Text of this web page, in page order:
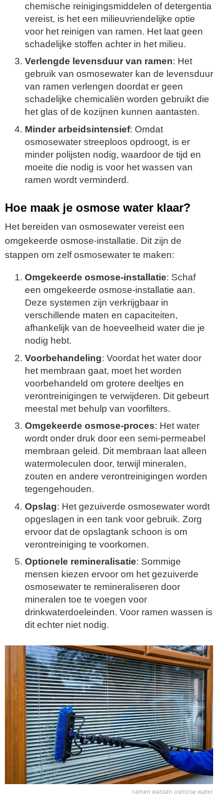
chemische reinigingsmiddelen of detergentia
vereist, is het een milieuvriendelijke optie
voor het reinigen van ramen. Het laat geen
schadelijke stoffen achter in het milieu.
Verlengde levensduur van ramen: Het
gebruik van osmosewater kan de levensduur
van ramen verlengen doordat er geen
schadelijke chemicaliën worden gebruikt die
het glas of de kozijnen kunnen aantasten.
Minder arbeidsintensief: Omdat
osmosewater streeploos opdroogt, is er
minder polijsten nodig, waardoor de tijd en
moeite die nodig is voor het wassen van
ramen wordt verminderd.
Hoe maak je osmose water klaar?
Het bereiden van osmosewater vereist een
omgekeerde osmose-installatie. Dit zijn de
stappen om zelf osmosewater te maken:
Omgekeerde osmose-installatie: Schaf
een omgekeerde osmose-installatie aan.
Deze systemen zijn verkrijgbaar in
verschillende maten en capaciteiten,
afhankelijk van de hoeveelheid water die je
nodig hebt.
Voorbehandeling: Voordat het water door
het membraan gaat, moet het worden
voorbehandeld om grotere deeltjes en
verontreinigingen te verwijderen. Dit gebeurt
meestal met behulp van voorfilters.
Omgekeerde osmose-proces: Het water
wordt onder druk door een semi-permeabel
membraan geleid. Dit membraan laat alleen
watermoleculen door, terwijl mineralen,
zouten en andere verontreinigingen worden
tegengehouden.
Opslag: Het gezuiverde osmosewater wordt
opgeslagen in een tank voor gebruik. Zorg
ervoor dat de opslagtank schoon is om
verontreiniging te voorkomen.
Optionele remineralisatie: Sommige
mensen kiezen ervoor om het gezuiverde
osmosewater te remineraliseren door
mineralen toe te voegen voor
drinkwaterdoeleinden. Voor ramen wassen is
dit echter niet nodig.
ramen wassen osmose water